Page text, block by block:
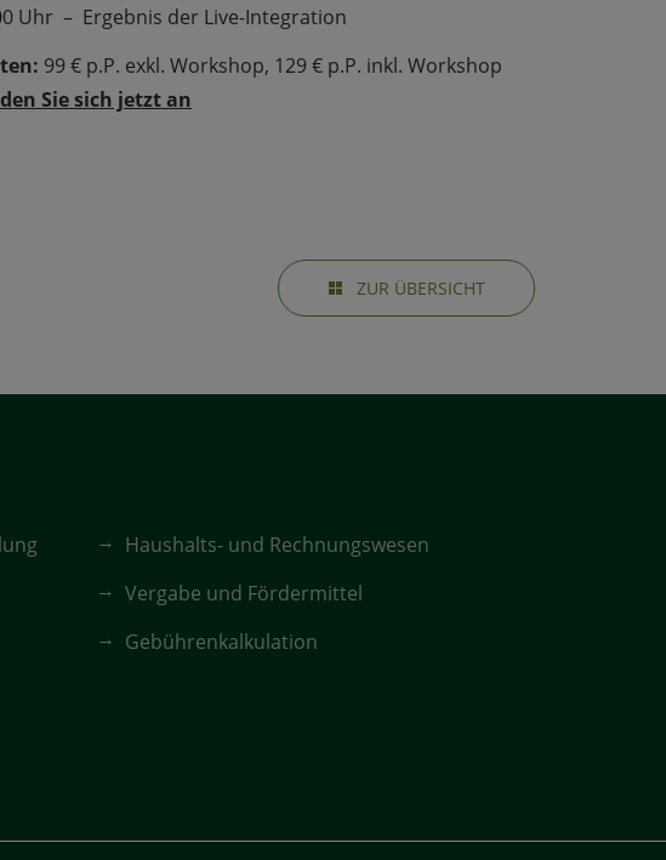
Uhr – Ergebnis der Live-Integration
99 € p.P. exkl. Workshop, 129 € p.P. inkl. Workshop
Sie sich jetzt an
ZUR ÜBERSICHT
Haushalts- und Rechnungswesen
Vergabe und Fördermittel
Gebührenkalkulation